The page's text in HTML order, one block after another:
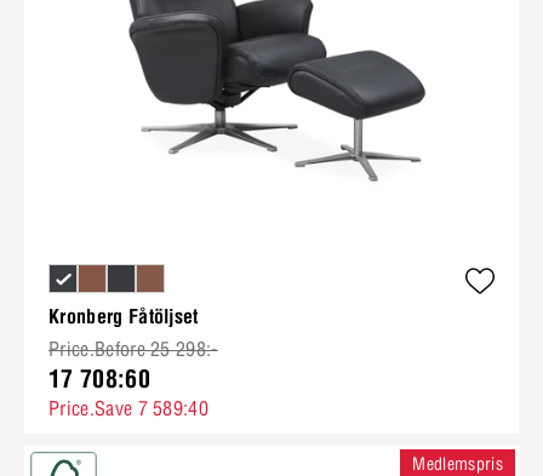
Kronberg Fåtöljset
Price.Before 25 298:-
17 708:60
Price.Save 7 589:40
Medlemspris